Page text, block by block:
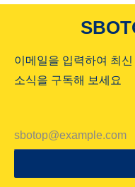
이메일을 입력하여 최
소식을 구독해 보세요